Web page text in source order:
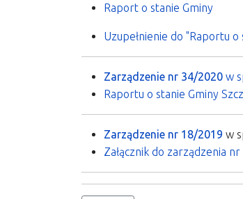
Raport o stanie Gminy
Uzupełnienie do "Raportu
Zarządzenie nr 34/2020 w
Raportu o stanie Gminy
Zarządzenie nr 18/2019 w
Załącznik do zarządzenia nr